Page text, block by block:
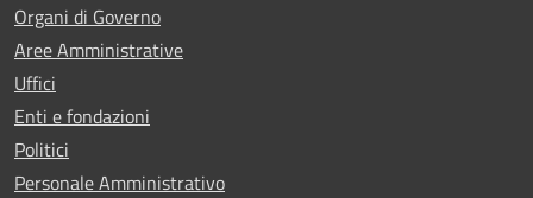
Organi di Governo
Aree Amministrative
Uffici
Enti e fondazioni
Politici
Personale Amministrativo